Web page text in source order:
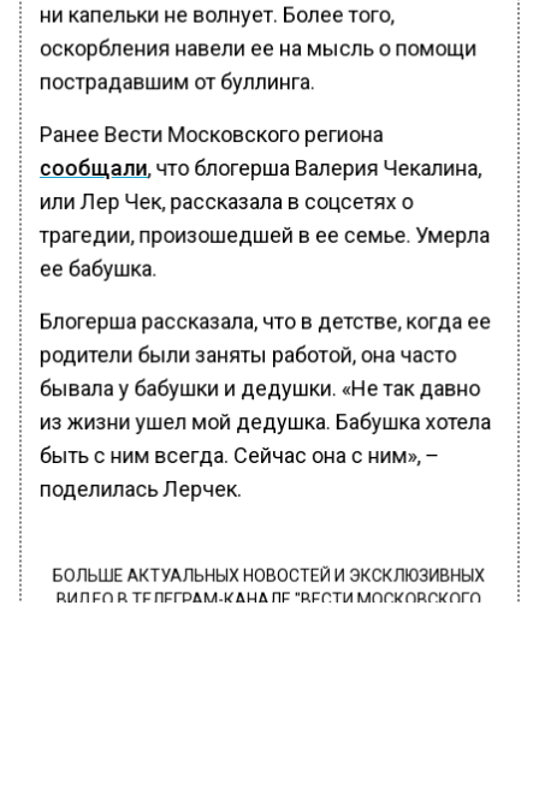
ни капельки не волнует. Более того,
оскорбления навели ее на мысль о помощи
пострадавшим от буллинга.
Ранее Вести Московского региона
сообщали, что блогерша Валерия Чекалина,
или Лер Чек, рассказала в соцсетях о
трагедии, произошедшей в ее семье. Умерла
ее бабушка.
Блогерша рассказала, что в детстве, когда ее
родители были заняты работой, она часто
бывала у бабушки и дедушки. «Не так давно
из жизни ушел мой дедушка. Бабушка хотела
быть с ним всегда. Сейчас она с ним», –
поделилась Лерчек.
БОЛЬШЕ АКТУАЛЬНЫХ НОВОСТЕЙ И ЭКСКЛЮЗИВНЫХ
ВИДЕО В ТЕЛЕГРАМ-КАНАЛЕ "ВЕСТИ МОСКОВСКОГО